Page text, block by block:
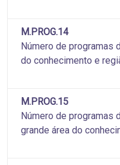
M.PROG.14
Número de programas
do conhecimento e
M.PROG.15
Número de programas
grande área do